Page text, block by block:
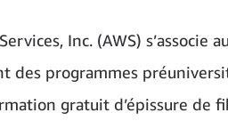
Inc. (AWS) s’associe
des programmes
gratuit d’épissure de